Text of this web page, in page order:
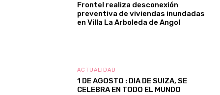
Frontel realiza desconexión
preventiva de viviendas inundadas
en Villa La Arboleda de Angol
ACTUALIDAD
1 DE AGOSTO : DIA DE SUIZA, SE
CELEBRA EN TODO EL MUNDO